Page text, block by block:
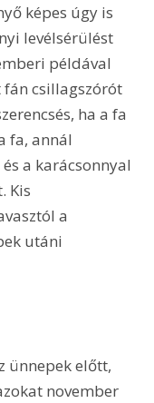
képes úgy is
levélsérülést
példával
fán csillagszórót
ha a fa
fa, annál
a karácsonnyal
Kis
a
utáni
ünnepek előtt,
november